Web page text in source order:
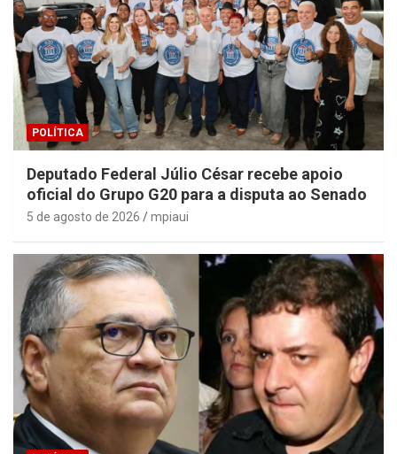
POLÍTICA
Deputado Federal Júlio César recebe apoio
oficial do Grupo G20 para a disputa ao Senado
5 de agosto de 2026 mpiaui